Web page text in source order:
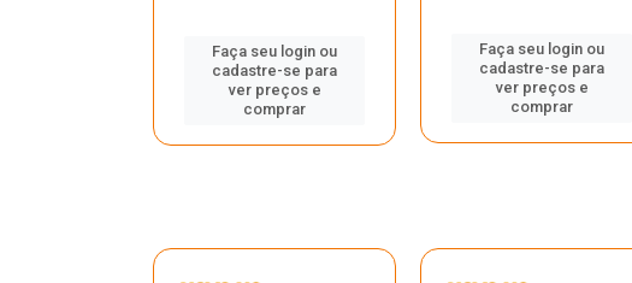
Faça seu login ou
cadastre-se para
ver preços e
comprar
Faça seu login ou
cadastre-se para
ver preços e
comprar